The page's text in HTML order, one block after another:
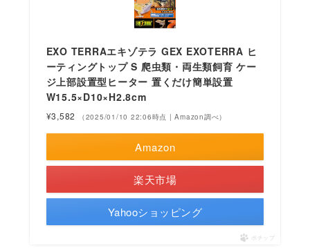
EXO TERRAエキゾテラ GEX EXOTERRA ヒ
ーティングトップ S 爬虫類・両生類飼育 ケー
ジ上部設置型ヒーター 置くだけ簡単設置
W15.5×D10×H2.8cm
¥3,582 （2025/01/10 22:06時点 | Amazon調べ）
Amazon
楽天市場
Yahooショッピング
ポチップ